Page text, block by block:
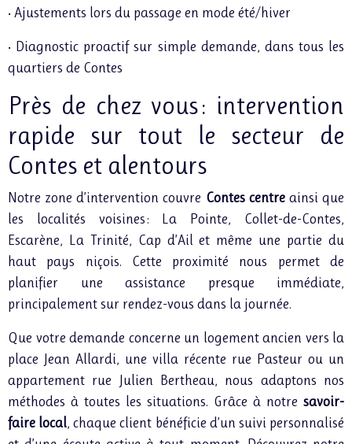
• Ajustements lors du passage en mode été/hiver
• Diagnostic proactif sur simple demande, dans tous les
quartiers de Contes
Près de chez vous : intervention
rapide sur tout le secteur de
Contes et alentours
Notre zone d’intervention couvre Contes centreainsi que
les localités voisines : La Pointe, Collet-de-Contes,
Escarène, La Trinité, Cap d’Ail et même une partie du
haut pays niçois. Cette proximité nous permet de
planifier une assistance presque immédiate,
principalement sur rendez-vous dans la journée.
Que votre demande concerne un logement ancien vers la
place Jean Allardi, une villa récente rue Pasteur ou un
appartement rue Julien Bertheau, nous adaptons nos
méthodes à toutes les situations. Grâce à notre savoir-
faire local, chaque client bénéficie d’un suivi personnalisé